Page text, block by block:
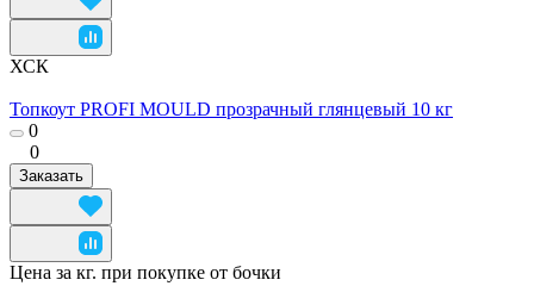
ХСК
Топкоут PROFI MOULD прозрачный глянцевый 10 кг
0
0
Заказать
Цена за кг. при покупке от бочки